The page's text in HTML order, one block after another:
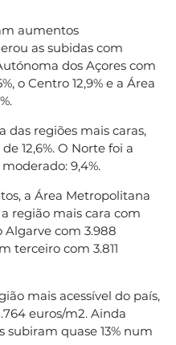
aumentos
as subidas com
dos Açores com
o Centro 12,9% e a Área
das regiões mais caras,
12,6%. O Norte foi a
9,4%.
a Área Metropolitana
região mais cara com
Algarve com 3.988
terceiro com 3.811
mais acessível do país,
euros/m2. Ainda
subiram quase 13% num